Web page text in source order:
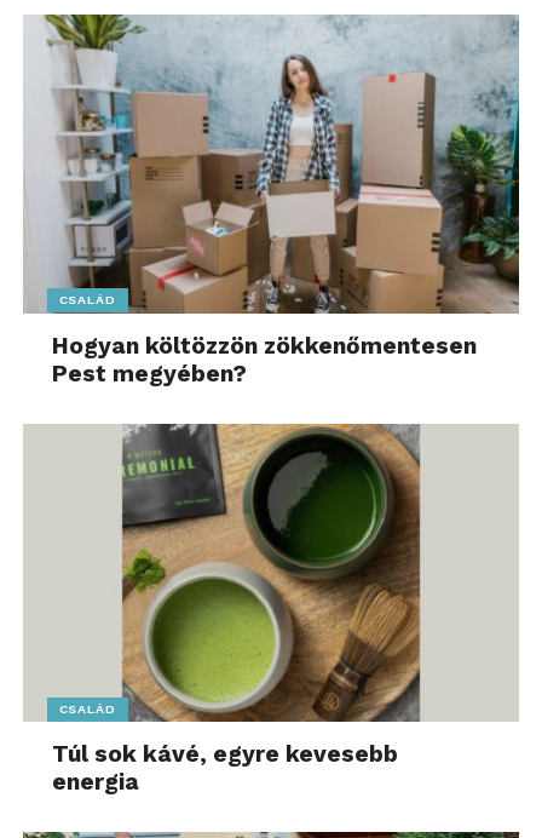
CSALÁD
Hogyan költözzön zökkenőmentesen
Pest megyében?
CSALÁD
Túl sok kávé, egyre kevesebb
energia